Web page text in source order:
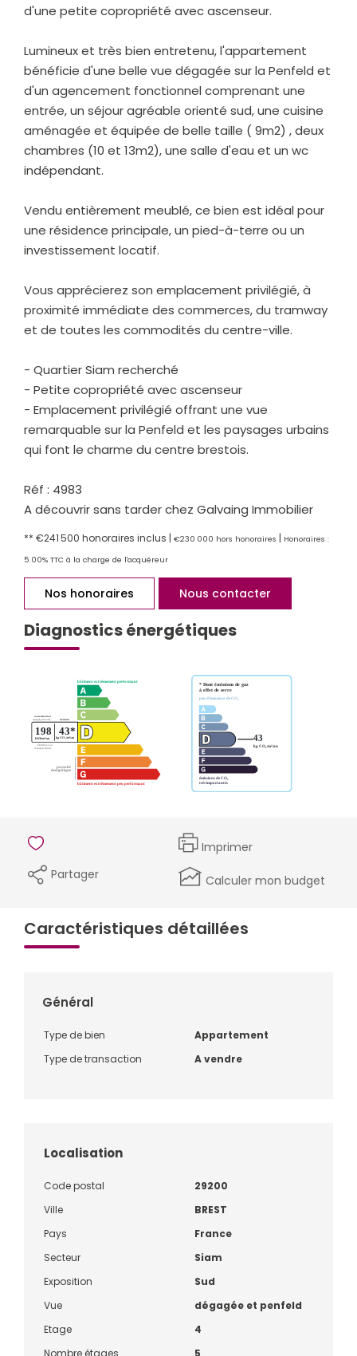
d'une petite copropriété avec ascenseur.
Lumineux et très bien entretenu, l'appartement
bénéficie d'une belle vue dégagée sur la Penfeld et
d'un agencement fonctionnel comprenant une
entrée, un séjour agréable orienté sud, une cuisine
aménagée et équipée de belle taille ( 9m2) , deux
chambres (10 et 13m2), une salle d'eau et un wc
indépendant.
Vendu entièrement meublé, ce bien est idéal pour
une résidence principale, un pied-à-terre ou un
investissement locatif.
Vous apprécierez son emplacement privilégié, à
proximité immédiate des commerces, du tramway
et de toutes les commodités du centre-ville.
- Quartier Siam recherché
- Petite copropriété avec ascenseur
- Emplacement privilégié offrant une vue
remarquable sur la Penfeld et les paysages urbains
qui font le charme du centre brestois.
Réf : 4983
A découvrir sans tarder chez Galvaing Immobilier
** €241 500 honoraires inclus | €230 000 hors honoraires | Honoraires :
5.00% TTC à la charge de l'acquéreur
Nos honoraires Nous contacter
Diagnostics énergétiques
Imprimer
Partager
Calculer mon budget
Caractéristiques détaillées
Général
Type de bien
Appartement
Type de transaction
A vendre
Localisation
Code postal
29200
Ville
BREST
Pays
France
Secteur
Siam
Exposition
Sud
Vue
dégagée et penfeld
Etage
4
Nombre étages
5